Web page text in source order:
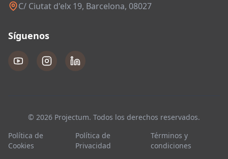
C/ Ciutat d'elx 19, Barcelona, 08027
Síguenos
© 2026 Projectum. Todos los derechos reservados.
Política de
Cookies
Política de
Privacidad
Términos y
condiciones